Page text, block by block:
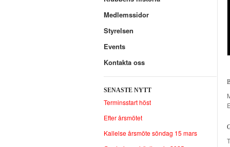
Medlemssidor
Styrelsen
Events
Kontakta oss
SENASTE NYTT
Terminsstart höst
Efter årsmötet
Kallelse årsmöte söndag 15 mars